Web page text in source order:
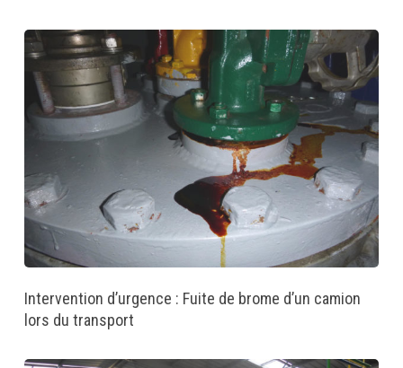
Intervention d’urgence : Fuite de brome d’un camion
lors du transport